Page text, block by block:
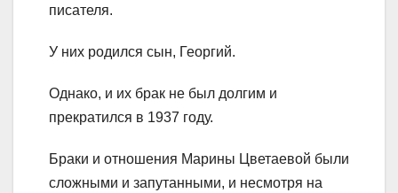
писателя.
У них родился сын, Георгий.
Однако, и их брак не был долгим и
прекратился в 1937 году.
Браки и отношения Марины Цветаевой были
сложными и запутанными, и несмотря на